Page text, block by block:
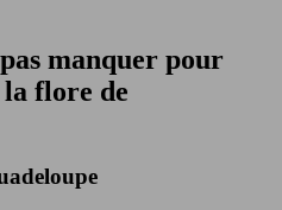
manquer pour
flore de